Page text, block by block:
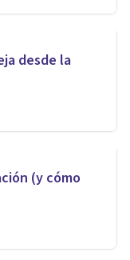
desde la
(y cómo